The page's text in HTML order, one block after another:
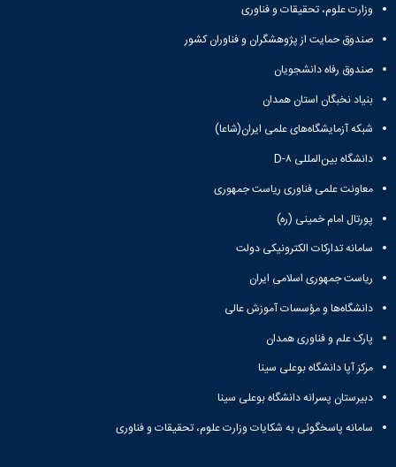
وزارت علوم، تحقیقات و فناوری
صندوق حمایت از پژوهشگران و فناوران کشور
صندوق رفاه دانشجویان
بنیاد نخبگان استان همدان
شبکه آزمایشگاه‌های علمی ایران(شاعا)
دانشگاه بین‌المللی D-۸
معاونت علمی فناوری ریاست جمهوری
پورتال امام خمینی (ره)
سامانه تدارکات الکترونیکی دولت
ریاست جمهوری اسلامی ایران
دانشگاه‌ها و مؤسسات آموزش عالی
پارک علم و فناوری همدان
مرکز آپا دانشگاه بوعلی سینا
دبیرستان پسرانه دانشگاه بوعلی سینا
سامانه پاسخگوئی به شکایات وزارت علوم، تحقیقات و فناوری